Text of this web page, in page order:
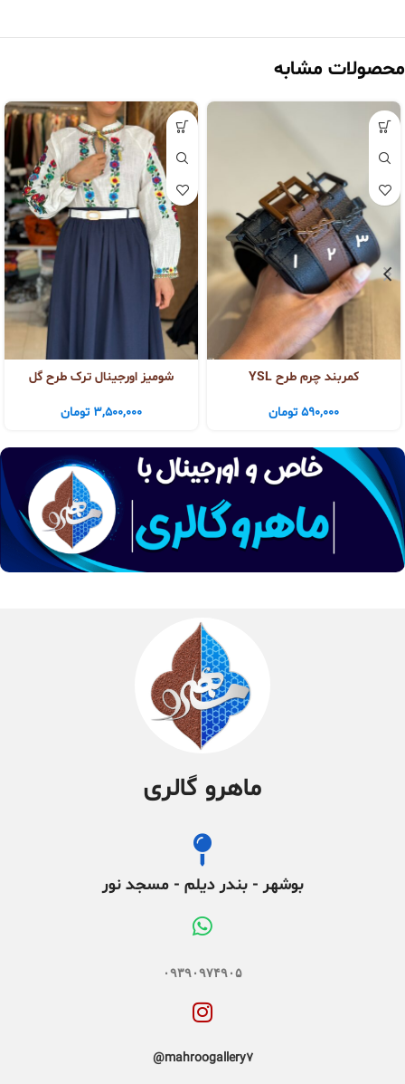
محصولات مشابه
کمربند چرم طرح YSL
590,000 تومان
شومیز اورجینال ترک طرح گل
3,500,000 تومان
ماهرو گالری
بوشهر - بندر دیلم - مسجد نور
۰۹۳۹۰۹۷۴۹۰۵
mahroogallery7@